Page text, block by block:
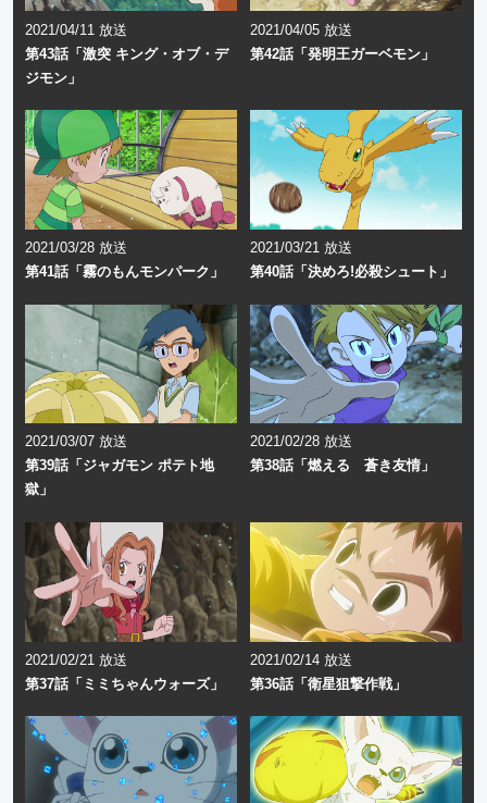
2021/04/11 放送
第43話「激突 キング・オブ・デ
ジモン」
2021/04/05 放送
第42話「発明王ガーベモン」
2021/03/28 放送
第41話「霧のもんモンパーク」
2021/03/21 放送
第40話「決めろ!必殺シュート」
2021/03/07 放送
第39話「ジャガモン ポテト地
獄」
2021/02/28 放送
第38話「燃える 蒼き友情」
2021/02/21 放送
第37話「ミミちゃんウォーズ」
2021/02/14 放送
第36話「衛星狙撃作戦」